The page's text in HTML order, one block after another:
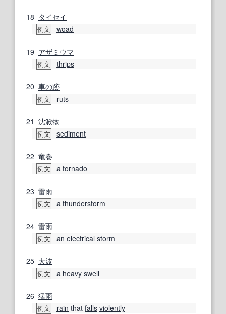
18 タイセイ
例文 woad
19 アザミウマ
例文 thrips
20 車の跡
例文 ruts
21 沈澱物
例文 sediment
22 竜巻
例文 a tornado
23 雷雨
例文 a thunderstorm
24 雷雨
例文 an electrical storm
25 大波
例文 a heavy swell
26 猛雨
例文 rain that falls violently